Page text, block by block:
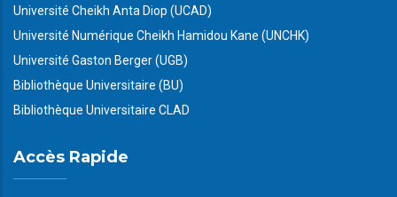
Université Cheikh Anta Diop (UCAD)
Université Numérique Cheikh Hamidou Kane (UNCHK)
Université Gaston Berger (UGB)
Bibliothèque Universitaire (BU)
Bibliothèque Universitaire CLAD
Accès Rapide